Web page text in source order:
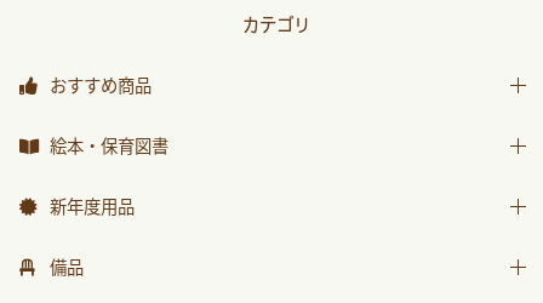
カテゴリ
おすすめ商品
おすすめ商品
絵本・保育図書
絵本
月刊絵本 バックナンバー
新年度用品
出席帳・シール
備品